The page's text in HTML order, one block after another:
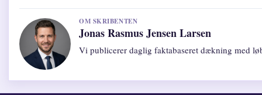
OM SKRIBENTEN
Jonas Rasmus Jensen Larsen
Vi publicerer daglig faktabaseret dækning med